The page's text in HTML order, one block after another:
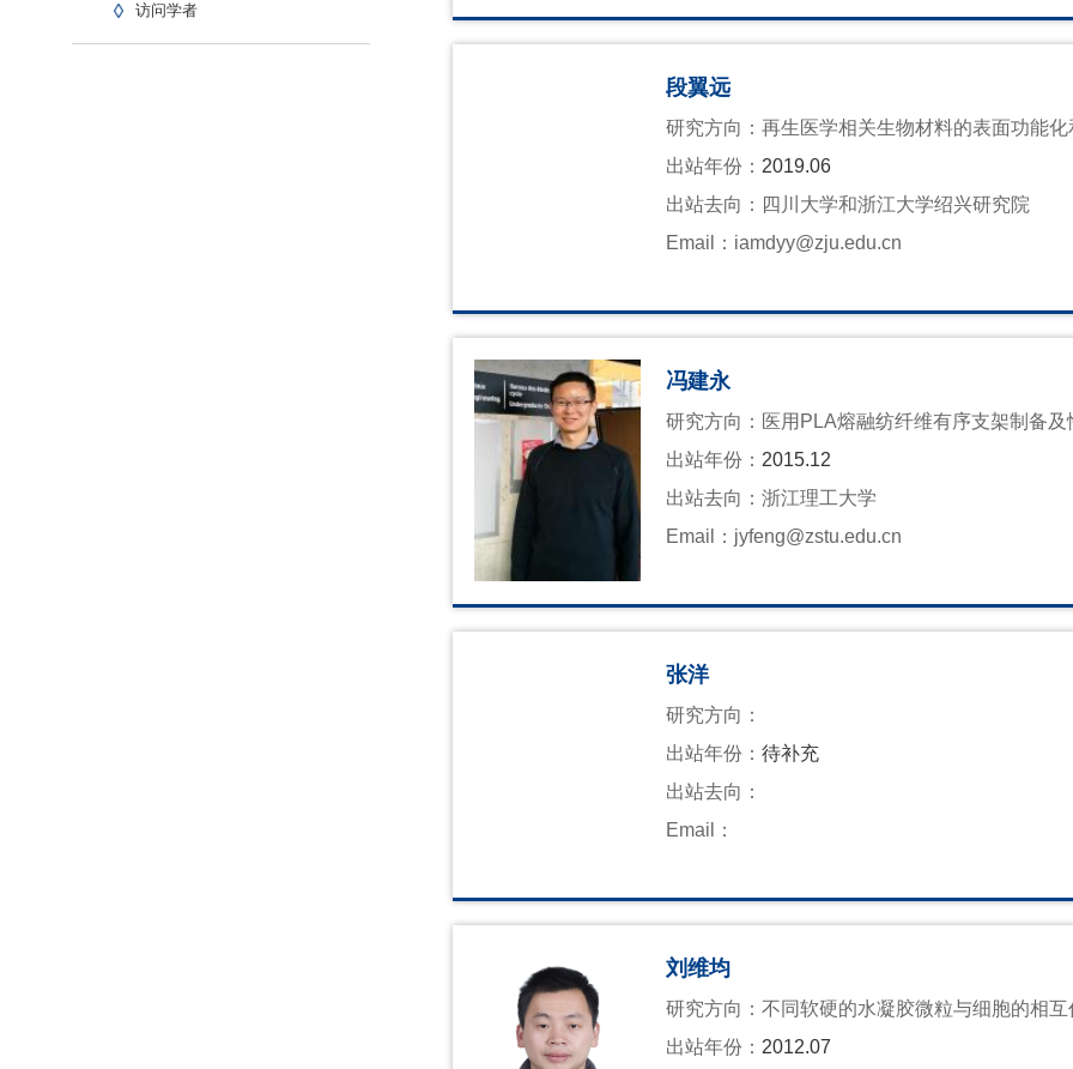
访问学者
段翼远
研究方向： 再生医学相关生物材料的表面功能
出站年份： 2019.06
出站去向： 四川大学和浙江大学绍兴研究院
Email： iamdyy@zju.edu.cn
冯建永
研究方向： 医用PLA熔融纺纤维有序支架制备及
出站年份： 2015.12
出站去向： 浙江理工大学
Email： jyfeng@zstu.edu.cn
张洋
研究方向：
出站年份： 待补充
出站去向：
Email：
刘维均
研究方向： 不同软硬的水凝胶微粒与细胞的相互
出站年份： 2012.07